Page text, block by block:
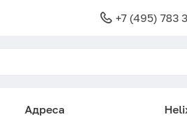
+7 (495) 783
Адреса